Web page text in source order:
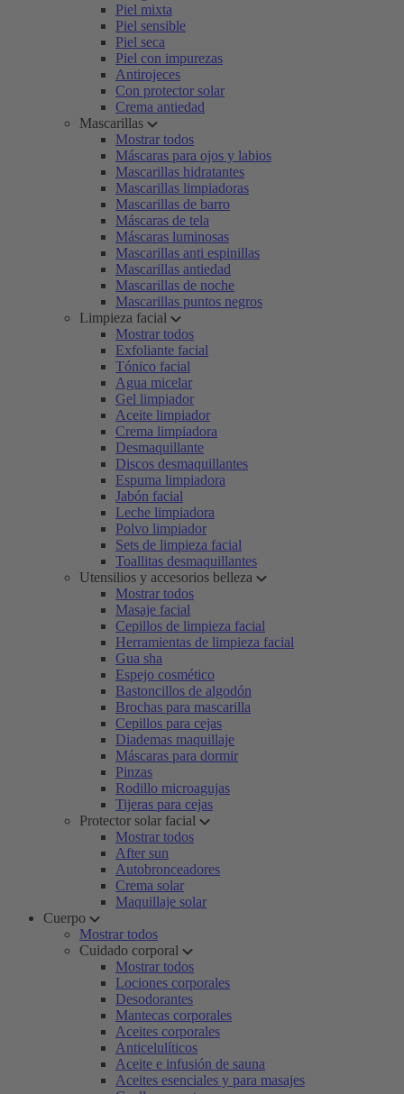
Piel mixta
Piel sensible
Piel seca
Piel con impurezas
Antirojeces
Con protector solar
Crema antiedad
Mascarillas
Mostrar todos
Máscaras para ojos y labios
Mascarillas hidratantes
Mascarillas limpiadoras
Mascarillas de barro
Máscaras de tela
Máscaras luminosas
Mascarillas anti espinillas
Mascarillas antiedad
Mascarillas de noche
Mascarillas puntos negros
Limpieza facial
Mostrar todos
Exfoliante facial
Tónico facial
Agua micelar
Gel limpiador
Aceite limpiador
Crema limpiadora
Desmaquillante
Discos desmaquillantes
Espuma limpiadora
Jabón facial
Leche limpiadora
Polvo limpiador
Sets de limpieza facial
Toallitas desmaquillantes
Utensilios y accesorios belleza
Mostrar todos
Masaje facial
Cepillos de limpieza facial
Herramientas de limpieza facial
Gua sha
Espejo cosmético
Bastoncillos de algodón
Brochas para mascarilla
Cepillos para cejas
Diademas maquillaje
Máscaras para dormir
Pinzas
Rodillo microagujas
Tijeras para cejas
Protector solar facial
Mostrar todos
After sun
Autobronceadores
Crema solar
Maquillaje solar
Cuerpo
Mostrar todos
Cuidado corporal
Mostrar todos
Lociones corporales
Desodorantes
Mantecas corporales
Aceites corporales
Anticelulíticos
Aceite e infusión de sauna
Aceites esenciales y para masajes